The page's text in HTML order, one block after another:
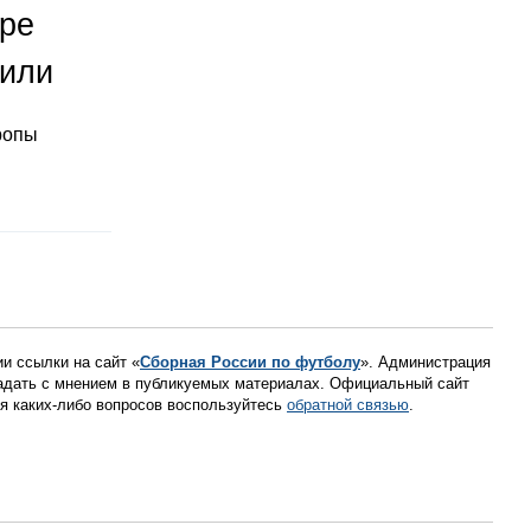
ссылки на сайт «Сборная России по футболу». Администрация
с мнением в публикуемых материалах. Официальный сайт
либо вопросов воспользуйтесь обратной связью.